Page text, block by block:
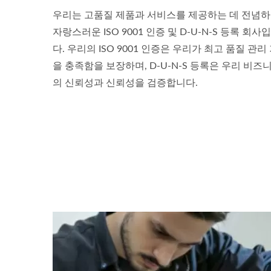
우리는 고품질 제품과 서비스를 제공하는 데 전념
자랑스러운 ISO 9001 인증 및 D-U-N-S 등록 회사
다. 우리의 ISO 9001 인증은 우리가 최고 품질 관리
을 충족함을 보장하며, D-U-N-S 등록은 우리 비즈
의 신뢰성과 신뢰성을 검증합니다.